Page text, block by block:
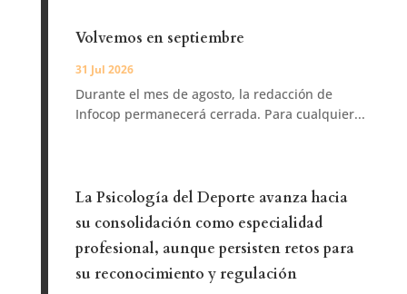
Volvemos en septiembre
31 Jul 2026
Durante el mes de agosto, la redacción de
Infocop permanecerá cerrada. Para cualquier...
La Psicología del Deporte avanza hacia
su consolidación como especialidad
profesional, aunque persisten retos para
su reconocimiento y regulación